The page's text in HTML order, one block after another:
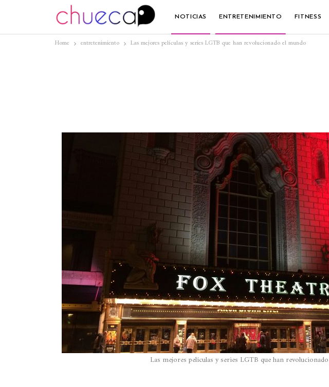
NOTICIAS ENTRETENIMIENTO FITNESS
Home entretenimiento Las mejores películas y series LGTB que han revolucionado el mundo
Las mejores películas y series LGTB que han